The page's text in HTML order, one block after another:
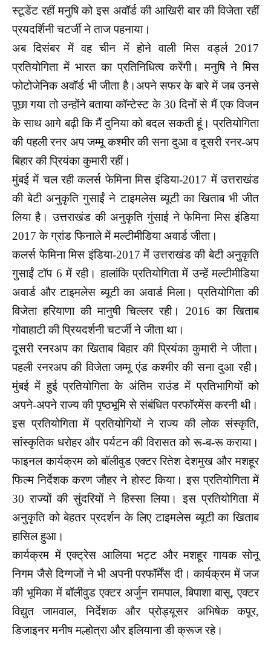
स्टूडेंट रहीं मनुषि को इस अवॉर्ड की आखिरी बार की विजेता रहीं
प्रयदर्शिनी चटर्जी ने ताज पहनाया।
अब दिसंबर में वह चीन में होने वाली मिस वर्ड्ल 2017
प्रतियोगिता में भारत का प्रतिनिधित्व करेंगी। मनुषि ने मिस
फोटोजेनिक अवॉर्ड भी जीता है।अपने सफर के बारे में जब उनसे
पूछा गया तो उन्होंने बताया कॉन्टेस्ट के 30 दिनों से मैं एक विजन
के साथ आगे बढ़ी कि मैं दुनिया को बदल सकती हूं। प्रतियोगिता
की पहली रनर अप जम्मू कश्मीर की सना दुआ व दूसरी रनर-अप
बिहार की प्रियंका कुमारी रहीं।
मुंबई में चल रही कलर्स फेमिना मिस इंडिया-2017 में उत्तराखंड
की बेटी अनुकृति गुसाईं ने टाइमलेस ब्यूटी का खिताब भी जीत
लिया है। उत्तराखंड की अनुकृति गुंसाई ने फेमिना मिस इंडिया
2017 के ग्रांड फिनाले में मल्टीमीडिया अवार्ड जीता।
कलर्स फेमिना मिस इंडिया-2017 मेंं उत्तराखंड की बेटी अनुकृति
गुसाईं टॉप 6 में रही। हालांकि प्रतियोगिता में उन्हें मल्टीमीडिया
अवार्ड और टाइमलेस ब्यूटी का अवार्ड मिला। प्रतियोगिता की
विजेता हरियाणा की मानुषी चिल्‍लर रही। 2016 का खिताब
गोवाहाटी की प्रियदर्शनी चटर्जी ने जीता था।
दूसरी रनरअप का खिताब बिहार की प्रियंका कुमारी ने जीता।
पहली रनरअप की विजेता जम्मू एंड कश्मीर की सना दुआ रही।
मुंबई में हुई प्रतियोगिता के अंतिम राउंड में प्रतिभागियों को
अपने-अपने राज्य की पृष्ठभूमि से संबंधित परफॉरमेंस करनी थी।
इस प्रतियोगिता में प्रतियोगियों ने राज्य की लोक संस्कृति,
सांस्कृतिक धरोहर और पर्यटन की विरासत को रू-ब-रू कराया।
फाइनल कार्यक्रम को बॉलीवुड एक्टर रितेश देशमुख और मशहूर
फिल्म निर्देशक करण जौहर ने होस्ट किया। इस प्रतियोगिता में
30 राज्यों की सुंदरियों ने हिस्सा लिया। इस प्रतियोगिता में
अनुकृति को बेहतर प्रदर्शन के लिए टाइमलेस ब्यूटी का खिताब
हासिल हुआ।
कार्यक्रम में एक्ट्रेस आलिया भट्ट और मशहूर गायक सोनू
निगम जैसे दिग्गजों ने भी अपनी परफॉर्मेंस दी। कार्यक्रम में जज
की भूमिका में बॉलीवुड एक्टर अर्जुन रामपाल, बिपाशा बासू, एक्टर
विद्युत जामवाल, निर्देशक और प्रोड्यूसर अभिषेक कपूर,
डिजाइनर मनीष मल्होत्रा और इलियाना डी क्रूज रहे।